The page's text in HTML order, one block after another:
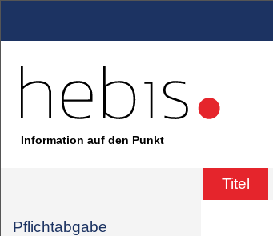
Information auf den Punkt
Titel
Pflichtabgabe